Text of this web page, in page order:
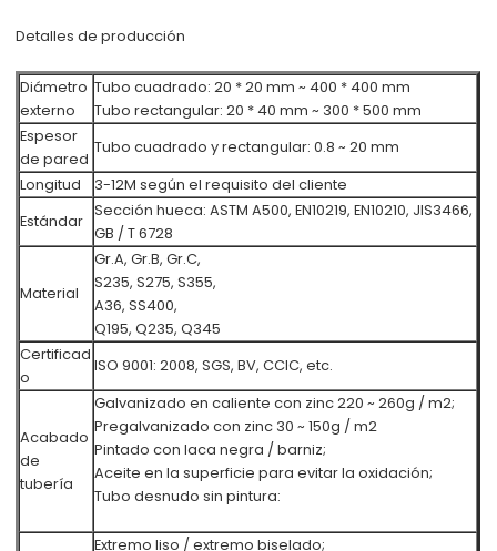
Detalles de producción
Diámetro
externo
Tubo cuadrado: 20 * 20 mm ~ 400 * 400 mm
Tubo rectangular: 20 * 40 mm ~ 300 * 500 mm
Espesor
de pared
Tubo cuadrado y rectangular: 0.8 ~ 20 mm
Longitud
3-12M según el requisito del cliente
Estándar
Sección hueca: ASTM A500, EN10219, EN10210, JIS3466,
GB / T 6728
Material
Gr.A, Gr.B, Gr.C,
S235, S275, S355,
A36, SS400,
Q195, Q235, Q345
Certificad
o
ISO 9001: 2008, SGS, BV, CCIC, etc.
Acabado
de
tubería
Galvanizado en caliente con zinc 220 ~ 260g / m2;
Pregalvanizado con zinc 30 ~ 150g / m2
Pintado con laca negra / barniz;
Aceite en la superficie para evitar la oxidación;
Tubo desnudo sin pintura:
Extremo liso / extremo biselado;